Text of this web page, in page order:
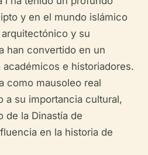
y en el mundo islámico
y su
han convertido en un
e historiadores.
como mausoleo real
a su importancia cultural,
de la Dinastía de
en la historia de